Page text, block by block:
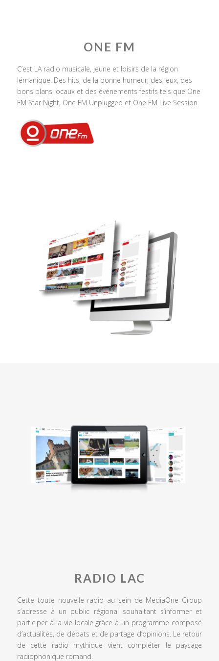
ONE FM
C’est LA radio musicale, jeune et loisirs de la région
lémanique. Des hits, de la bonne humeur, des jeux, des
bons plans locaux et des événements festifs tels que One
FM Star Night, One FM Unplugged et One FM Live Session.
RADIO LAC
Cette toute nouvelle radio au sein de MediaOne Group
s’adresse à un public régional souhaitant s’informer et
participer à la vie locale grâce à un programme composé
d’actualités, de débats et de partage d’opinions. Le retour
de cette radio mythique vient compléter le paysage
radiophonique romand.